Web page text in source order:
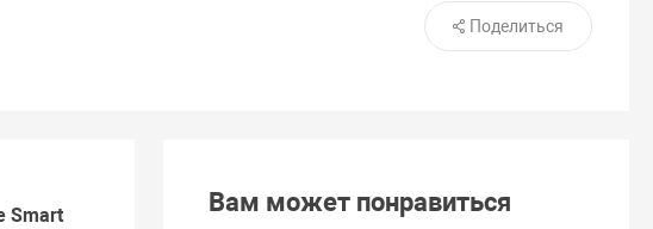
Поделиться
Smart
Вам может понравиться